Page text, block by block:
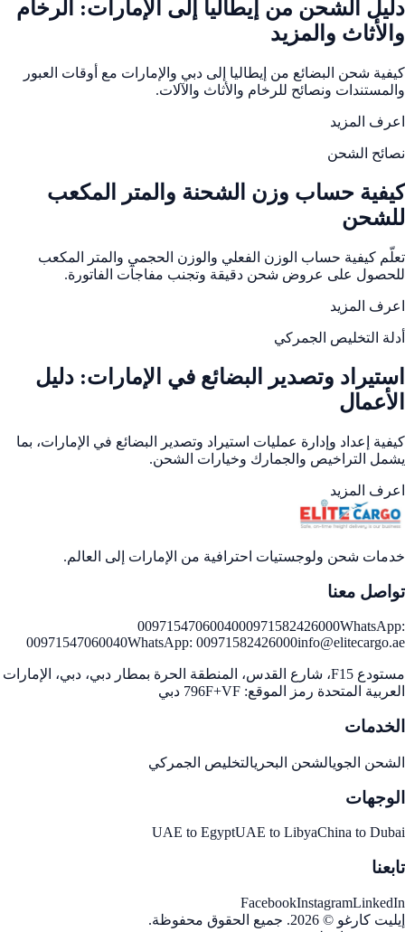
دليل الشحن من إيطاليا إلى الإمارات: الرخام
والأثاث والمزيد
كيفية شحن البضائع من إيطاليا إلى دبي والإمارات مع أوقات العبور
والمستندات ونصائح للرخام والأثاث والآلات.
اعرف المزيد
نصائح الشحن
كيفية حساب وزن الشحنة والمتر المكعب
للشحن
تعلّم كيفية حساب الوزن الفعلي والوزن الحجمي والمتر المكعب
للحصول على عروض شحن دقيقة وتجنب مفاجآت الفاتورة.
اعرف المزيد
أدلة التخليص الجمركي
استيراد وتصدير البضائع في الإمارات: دليل
الأعمال
كيفية إعداد وإدارة عمليات استيراد وتصدير البضائع في الإمارات، بما
يشمل التراخيص والجمارك وخيارات الشحن.
اعرف المزيد
خدمات شحن ولوجستيات احترافية من الإمارات إلى العالم.
تواصل معنا
0097154706004000971582426000WhatsApp:
00971547060040WhatsApp: 00971582426000info@elitecargo.ae
مستودع F15، شارع القدس، المنطقة الحرة بمطار دبي، دبي، الإمارات
العربية المتحدة رمز الموقع: 796F+VF دبي
الخدمات
الشحن الجويالشحن البحريالتخليص الجمركي
الوجهات
UAE to EgyptUAE to LibyaChina to Dubai
تابعنا
FacebookInstagramLinkedIn
إيليت كارغو ©
2026
. جميع الحقوق محفوظة.